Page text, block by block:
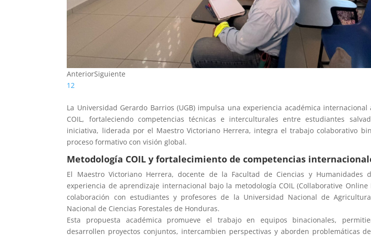
AnteriorSiguiente
12
La Universidad Gerardo Barrios (UGB) impulsa una experiencia académica
COIL, fortaleciendo competencias técnicas e interculturales entre estudiantes
iniciativa, liderada por el Maestro Victoriano Herrera, integra el trabajo colaborativo
proceso formativo con visión global.
Metodología COIL y fortalecimiento de competencias
El Maestro Victoriano Herrera, docente de la Facultad de Ciencias y Humanidades
experiencia de aprendizaje internacional bajo la metodología COIL (Collaborative
colaboración con estudiantes y profesores de la Universidad Nacional de
Nacional de Ciencias Forestales de Honduras.
Esta propuesta académica promueve el trabajo en equipos binacionales,
desarrollen proyectos conjuntos, intercambien perspectivas y aborden problemáticas